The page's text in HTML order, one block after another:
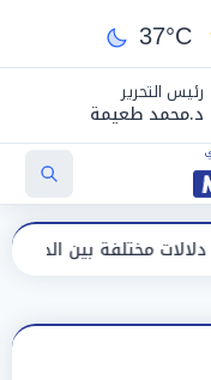
37°C
رئيس التحرير
د.محمد طعيمة
بين الحيرة وبداية